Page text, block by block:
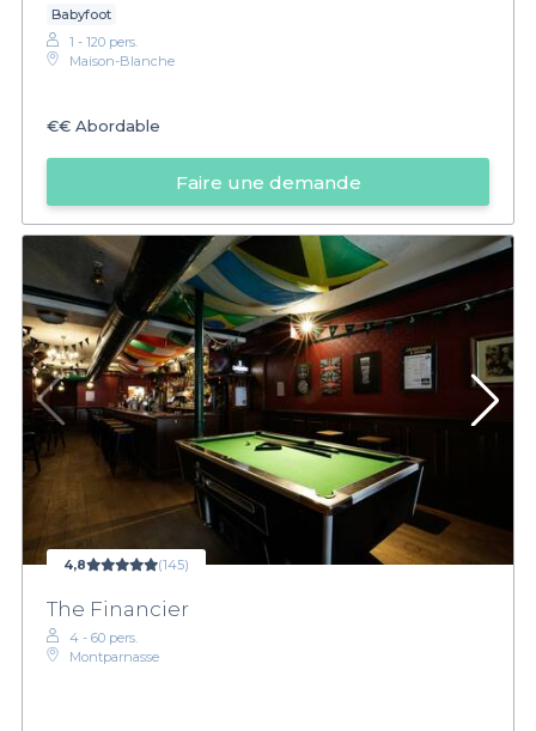
Babyfoot
1 - 120 pers.
Maison-Blanche
€€ Abordable
Faire une demande
4,8 (145)
The Financier
4 - 60 pers.
Montparnasse